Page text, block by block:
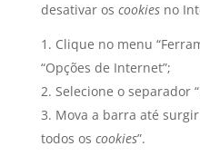
desativar os cookiesno
Clique no menu
“Opções de Internet”;
Selecione o separador
Mova a barra até
todos os cookies”.